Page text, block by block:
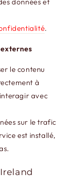
.
le contenu
à
avec
sur le trafic
est installé,